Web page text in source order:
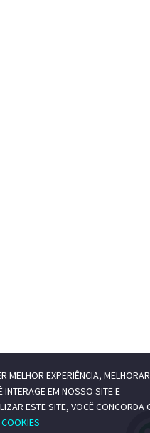
MELHOR EXPERIÊNCIA,
EM NOSSO SITE E
ESTE SITE, VOCÊ CONCORDA